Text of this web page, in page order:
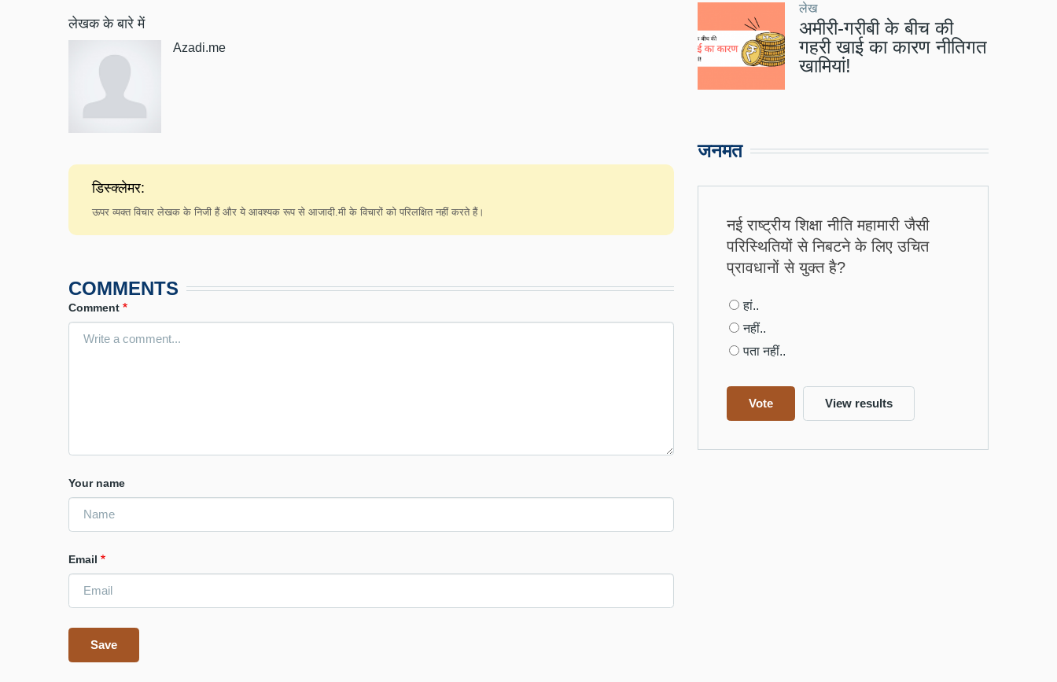
लेखक के बारे में
Azadi.me
डिस्क्लेमर:
ऊपर व्यक्त विचार लेखक के निजी हैं और ये आवश्यक रूप से आजादी.मी के विचारों को परिलक्षित नहीं करते हैं।
COMMENTS
Comment
Your name
Email
लेख
अमीरी-गरीबी के बीच की
गहरी खाई का कारण नीतिगत
खामियां!
जनमत
नई राष्ट्रीय शिक्षा नीति महामारी जैसी
परिस्थितियों से निबटने के लिए उचित
प्रावधानों से युक्त है?
Choices
हां..
नहीं..
पता नहीं..